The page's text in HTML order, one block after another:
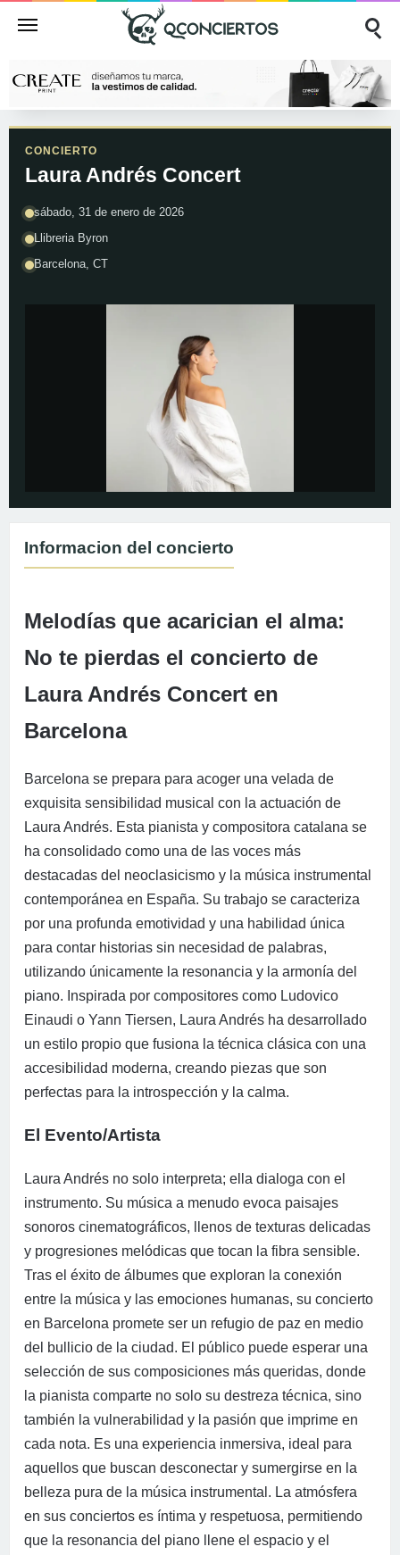
CONCIERTO
Laura Andrés Concert
sábado, 31 de enero de 2026
Llibreria Byron
Barcelona, CT
Informacion del concierto
Melodías que acarician el alma:
No te pierdas el concierto de
Laura Andrés Concert en
Barcelona
Barcelona se prepara para acoger una velada de
exquisita sensibilidad musical con la actuación de
Laura Andrés. Esta pianista y compositora catalana se
ha consolidado como una de las voces más
destacadas del neoclasicismo y la música instrumental
contemporánea en España. Su trabajo se caracteriza
por una profunda emotividad y una habilidad única
para contar historias sin necesidad de palabras,
utilizando únicamente la resonancia y la armonía del
piano. Inspirada por compositores como Ludovico
Einaudi o Yann Tiersen, Laura Andrés ha desarrollado
un estilo propio que fusiona la técnica clásica con una
accesibilidad moderna, creando piezas que son
perfectas para la introspección y la calma.
El Evento/Artista
Laura Andrés no solo interpreta; ella dialoga con el
instrumento. Su música a menudo evoca paisajes
sonoros cinematográficos, llenos de texturas delicadas
y progresiones melódicas que tocan la fibra sensible.
Tras el éxito de álbumes que exploran la conexión
entre la música y las emociones humanas, su concierto
en Barcelona promete ser un refugio de paz en medio
del bullicio de la ciudad. El público puede esperar una
selección de sus composiciones más queridas, donde
la pianista comparte no solo su destreza técnica, sino
también la vulnerabilidad y la pasión que imprime en
cada nota. Es una experiencia inmersiva, ideal para
aquellos que buscan desconectar y sumergirse en la
belleza pura de la música instrumental. La atmósfera
en sus conciertos es íntima y respetuosa, permitiendo
que la resonancia del piano llene el espacio y el